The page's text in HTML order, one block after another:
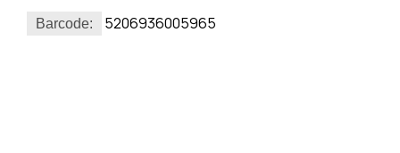
Barcode: 5206936005965